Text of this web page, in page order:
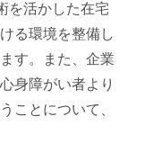
を活かした在宅
る環境を整備し
す。また、企業
身障がい者より
ことについて、